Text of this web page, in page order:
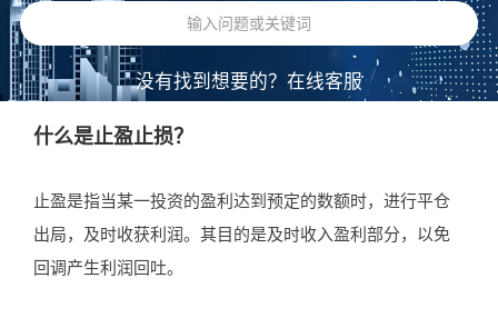
没有找到想要的？ 在线客服
什么是止盈止损？
止盈是指当某一投资的盈利达到预定的数额时，进行平仓
出局，及时收获利润。其目的是及时收入盈利部分，以免
回调产生利润回吐。